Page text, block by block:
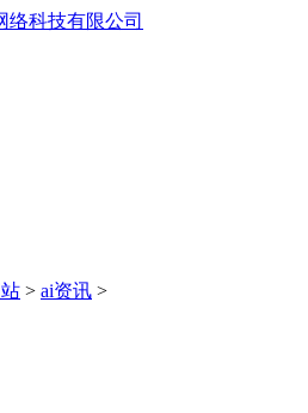
> ai资讯 >